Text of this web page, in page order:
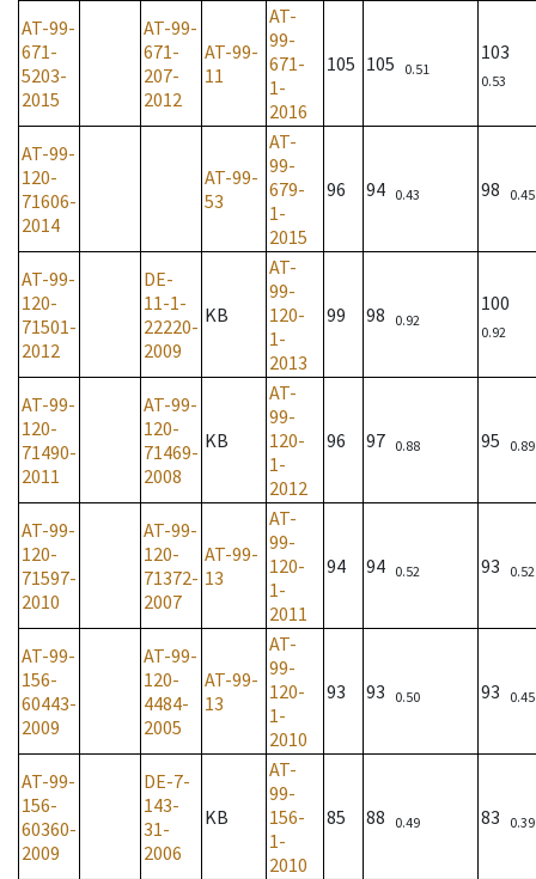
AT-99-
671-
5203-
2015
AT-99-
671-
207-
2012
AT-99-
11
AT-
99-
671-
1-
2016
105 105 0.51
103
0.53
AT-99-
120-
71606-
2014
AT-99-
53
AT-
99-
679-
1-
2015
96 94 0.43 98 0.45
AT-99-
120-
71501-
2012
DE-
11-1-
22220-
2009
KB
AT-
99-
120-
1-
2013
99 98 0.92
100
0.92
AT-99-
120-
71490-
2011
AT-99-
120-
71469-
2008
KB
AT-
99-
120-
1-
2012
96 97 0.88 95 0.89
AT-99-
120-
71597-
2010
AT-99-
120-
71372-
2007
AT-99-
13
AT-
99-
120-
1-
2011
94 94 0.52 93 0.52
AT-99-
156-
60443-
2009
AT-99-
120-
4484-
2005
AT-99-
13
AT-
99-
120-
1-
2010
93 93 0.50 93 0.45
AT-99-
156-
60360-
2009
DE-7-
143-
31-
2006
KB
AT-
99-
156-
1-
2010
85 88 0.49 83 0.39